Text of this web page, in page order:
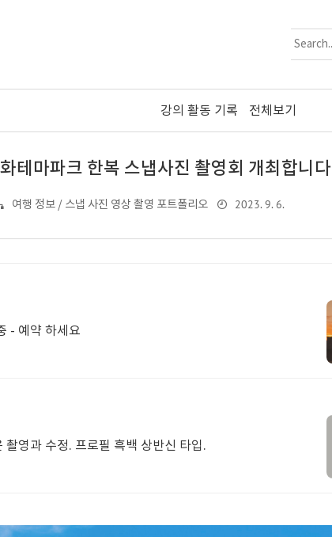
강의 활동 기록 전체보기
테마파크 한복 스냅사진 촬영회 개최합니다
여행 정보 / 스냅 사진 영상 촬영 포트폴리오 2023. 9. 6.
- 예약 하세요
영과 수정. 프로필 흑백 상반신 타입.